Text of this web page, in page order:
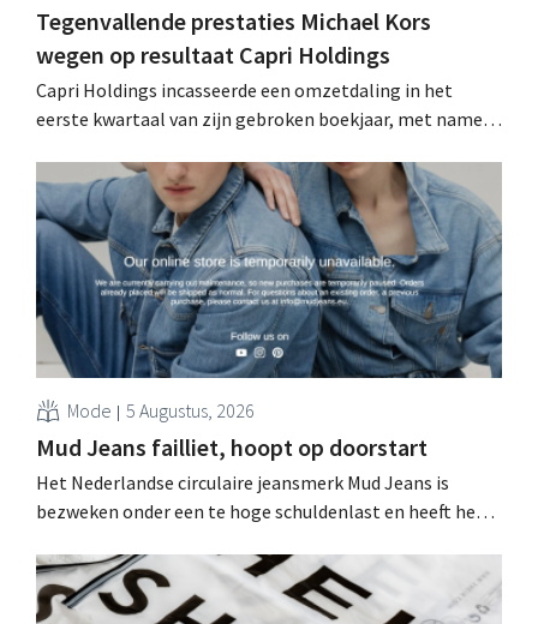
Tegenvallende prestaties Michael Kors
wegen op resultaat Capri Holdings
Capri Holdings incasseerde een omzetdaling in het
eerste kwartaal van zijn gebroken boekjaar, met name
Kors, ondanks sterke resultaten van Jimmy Choo.
Mode 5 Augustus, 2026
Mud Jeans failliet, hoopt op doorstart
Het Nederlandse circulaire jeansmerk Mud Jeans is
bezweken onder een te hoge schuldenlast en heeft het
evenwel dat het verhaal hiermee niet eindigt.